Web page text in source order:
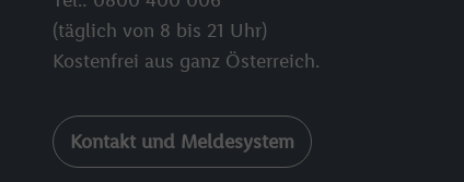
(täglich von 8 bis 21 Uhr)
Kostenfrei aus ganz Österreich.
Kontakt und Meldesystem